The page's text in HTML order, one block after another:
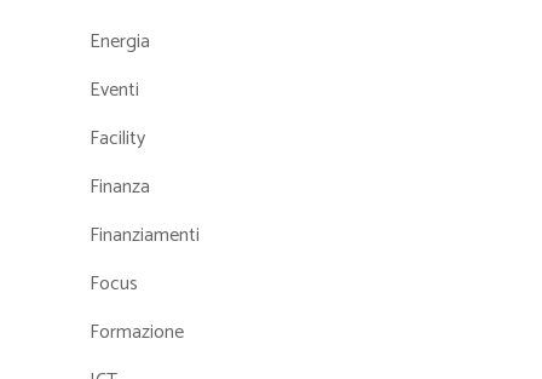
Energia
Eventi
Facility
Finanza
Finanziamenti
Focus
Formazione